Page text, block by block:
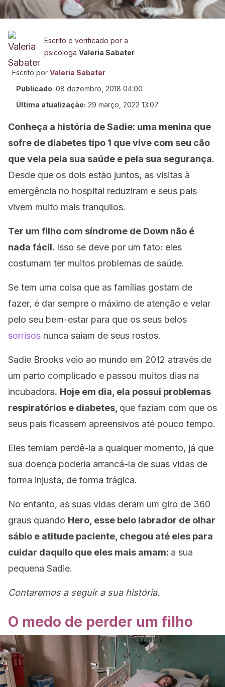
Escrito e verificado por a
psicóloga Valeria Sabater
Escrito por Valeria Sabater
Publicado: 08 dezembro, 2018 04:00
Última atualização: 29 março, 2022 13:07
Conheça a história de Sadie: uma menina que
sofre de diabetes tipo 1 que vive com seu cão
que vela pela sua saúde e pela sua segurança.
Desde que os dois estão juntos, as visitas à
emergência no hospital reduziram e seus pais
vivem muito mais tranquilos.
Ter um filho com síndrome de Down não é
nada fácil. Isso se deve por um fato: eles
costumam ter muitos problemas de saúde.
Se tem uma coisa que as famílias gostam de
fazer, é dar sempre o máximo de atenção e velar
pelo seu bem-estar para que os seus belos
sorrisos nunca saiam de seus rostos.
Sadie Brooks veio ao mundo em 2012 através de
um parto complicado e passou muitos dias na
incubadora. Hoje em dia, ela possui problemas
respiratórios e diabetes, que faziam com que os
seus pais ficassem apreensivos até pouco tempo.
Eles temiam perdê-la a qualquer momento, já que
sua doença poderia arrancá-la de suas vidas de
forma injusta, de forma trágica.
No entanto, as suas vidas deram um giro de 360
graus quando Hero, esse belo labrador de olhar
sábio e atitude paciente, chegou até eles para
cuidar daquilo que eles mais amam: a sua
pequena Sadie.
Contaremos a seguir a sua história.
O medo de perder um filho